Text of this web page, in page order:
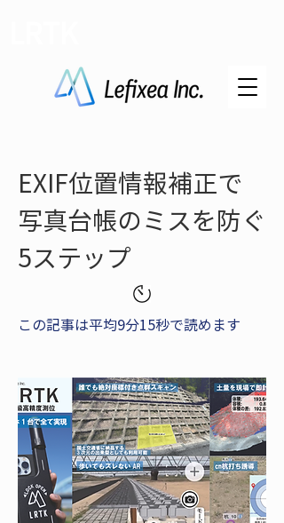
EXIF位置情報補正で
写真台帳のミスを防ぐ
5ステップ
この記事は平均9分15秒で読めます